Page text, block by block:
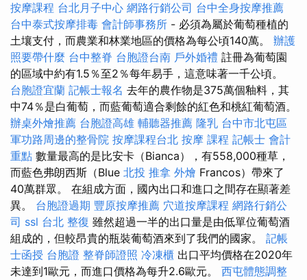
按摩課程 台北月子中心 網路行銷公司 台中全身按摩推薦
台中泰式按摩排毒 會計師事務所 - 必須為屬於葡萄種植的
土壤支付，而農業和林業地區的價格為每公頃140萬。 辦護
照要帶什麼 台中整脊 台胞證台南 戶外婚禮 註冊為葡萄園
的區域中約有1.5％至2％每年易手，這意味著一千公頃。
台胞證宜蘭 記帳士報名 去年的農作物是375萬個釉料，其
中74％是白葡萄，而藍葡萄適合剩餘的紅色和桃紅葡萄酒。
辦桌外燴推薦 台胞證高雄 輔聽器推薦 隆乳 台中市北屯區
軍功路周邊的整骨院 按摩課程台北 按摩 課程 記帳士 會計
重點 數量最高的是比安卡（Bianca），有558,000種草，
而藍色弗朗西斯（Blue 北投 推拿 外燴 Francos）帶來了
40萬群眾。 在組成方面，國內出口和進口之間存在顯著差
異。 台胞證過期 豐原按摩推薦 穴道按摩課程 網路行銷公
司 ssl 台北 整復 雖然超過一半的出口量是由低單位葡萄酒
組成的，但較昂貴的瓶裝葡萄酒來到了我們的國家。 記帳
士函授 台胞證 整脊師證照 冷凍櫃 出口平均價格在2020年
未達到1歐元，而進口價格為每升2.6歐元。 西屯體態調整